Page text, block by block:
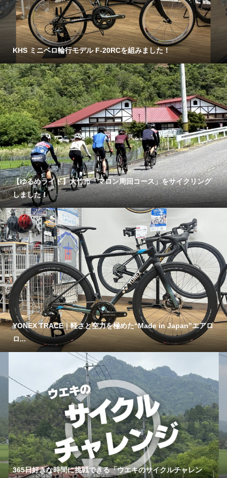
KHS ミニベロ輪行モデル F-20RCを組みました！
【ゆるめライド】大竹市「マロン周回コース」をサイクリング
しました！
YONEX TRACE｜軽さと空力を極めた“Made in Japan”エアロ
ロ...
365日好きな時間に挑戦できる「ウエキのサイクルチャレン